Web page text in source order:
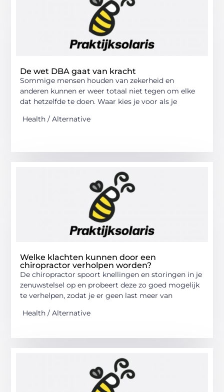
De wet DBA gaat van kracht
Sommige mensen houden van zekerheid en
anderen kunnen er weer totaal niet tegen om elke
dat hetzelfde te doen. Waar kies je voor als je
Health / Alternative
Welke klachten kunnen door een
chiropractor verholpen worden?
De chiropractor spoort knellingen en storingen in je
zenuwstelsel op en probeert deze zo goed mogelijk
te verhelpen, zodat je er geen last meer van
Health / Alternative